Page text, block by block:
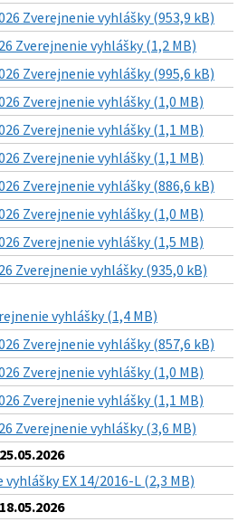
Zverejnenie vyhlášky (953,9 kB)
Zverejnenie vyhlášky (1,2 MB)
Zverejnenie vyhlášky (995,6 kB)
Zverejnenie vyhlášky (1,0 MB)
Zverejnenie vyhlášky (1,1 MB)
Zverejnenie vyhlášky (1,1 MB)
Zverejnenie vyhlášky (886,6 kB)
Zverejnenie vyhlášky (1,0 MB)
Zverejnenie vyhlášky (1,5 MB)
Zverejnenie vyhlášky (935,0 kB)
vyhlášky (1,4 MB)
Zverejnenie vyhlášky (857,6 kB)
Zverejnenie vyhlášky (1,0 MB)
Zverejnenie vyhlášky (1,1 MB)
Zverejnenie vyhlášky (3,6 MB)
vyhlášky EX 14/2016-L (2,3 MB)